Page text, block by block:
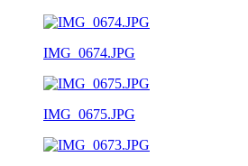
IMG_0674.JPG
IMG_0675.JPG